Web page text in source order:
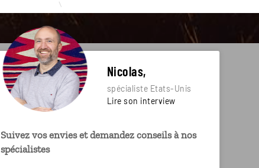
Nicolas,
spécialiste Etats-Unis
Lire son interview
Suivez vos envies et demandez conseils à nos
spécialistes